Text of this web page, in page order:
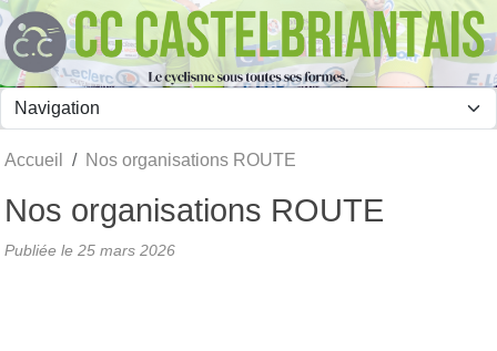
Accueil Nos organisations ROUTE
Nos organisations ROUTE
Publiée le 25 mars 2026
Panneau de gestion des cookies